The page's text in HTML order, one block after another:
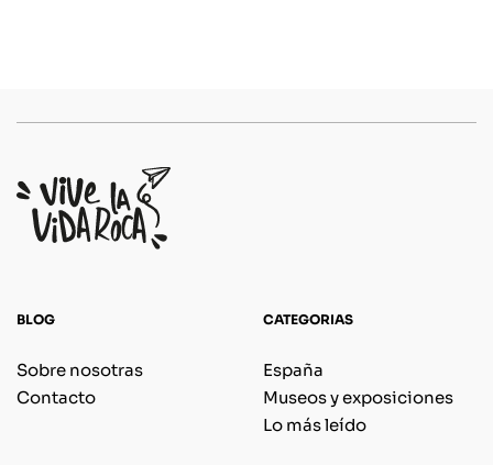
BLOG
Sobre nosotras
Contacto
CATEGORIAS
España
Museos y exposiciones
Lo más leído